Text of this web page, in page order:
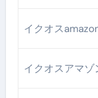
イクオス
イクオスアマ